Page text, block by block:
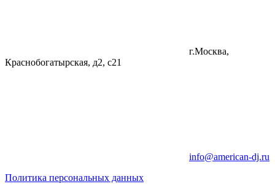
г.Москва,
Краснобогатырская, д2, с21
info@american-dj.ru
Политика персональных данных